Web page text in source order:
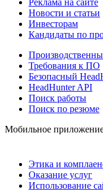
Новости и статьи
Инвесторам
Кандидаты по
Требования к ПО
Безопасный
HeadHunter API
Поиск работы
Поиск по резюме
Мобильное
Этика и
Оказание услуг
Использование